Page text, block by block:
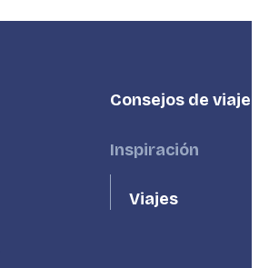
FooterConsejos de viaje
Inspiración
Viajes